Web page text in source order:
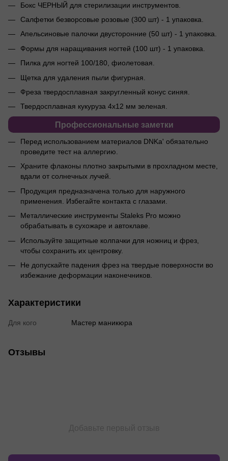
Бокс ЧЕРНЫЙ для стерилизации инструментов.
Салфетки безворсовые розовые (300 шт) - 1 упаковка.
Апельсиновые палочки двусторонние (50 шт) - 1 упаковка.
Формы для наращивания ногтей (100 шт) - 1 упаковка.
Пилка для ногтей 100/180, фиолетовая.
Щетка для удаления пыли фигурная.
Фреза твердосплавная закругленный конус синяя.
Твердосплавная кукуруза 4x12 мм зеленая.
Профессиональные заметки
Перед использованием материалов DNKa' обязательно
проведите тест на аллергию.
Храните флаконы плотно закрытыми в прохладном месте,
вдали от солнечных лучей.
Продукция предназначена только для наружного
применения. Избегайте контакта с глазами.
Металлические инструменты Staleks Pro можно
обрабатывать в сухожаре и автоклаве.
Используйте защитные колпачки для ножниц и фрез,
чтобы сохранить их центровку.
Не допускайте падения фрез на твердые поверхности во
избежание деформации наконечников.
Характеристики
Для кого Мастер маникюра
Отзывы